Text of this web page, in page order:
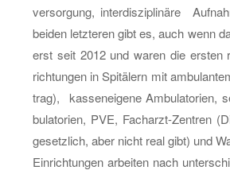
ver­sor­gung, in­ter­dis­zi­pli­nä­re
bei­den letz­te­ren gibt es, auch wenn
erst seit 2012 und waren die ers­ten
rich­tun­gen in Spi­tä­lern mit
trag), kas­sen­ei­ge­ne Am­bu­la­to­ri­en,
bu­la­to­ri­en, PVE, Fach­arzt-Zen­tren
ge­setz­lich, aber nicht real gibt) und
Ein­rich­tun­gen ar­bei­ten nach